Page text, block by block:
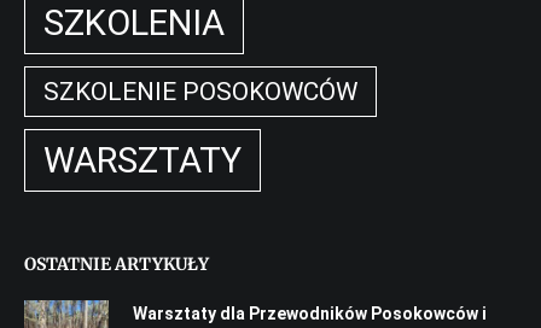
SZKOLENIA
SZKOLENIE POSOKOWCÓW
WARSZTATY
OSTATNIE ARTYKUŁY
Warsztaty dla Przewodników Posokowców i